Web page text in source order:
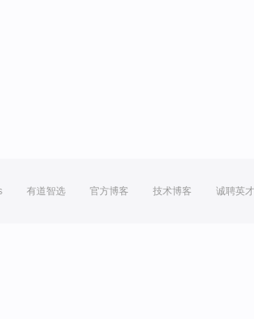
有道智选 官方博客 技术博客 诚聘英才